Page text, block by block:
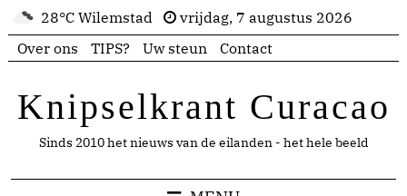
28°C Wilemstad
vrijdag, 7 augustus 2026
Over ons
TIPS? Uw steun Contact
Knipselkrant Curacao
Sinds 2010 het nieuws van de eilanden - het hele beeld